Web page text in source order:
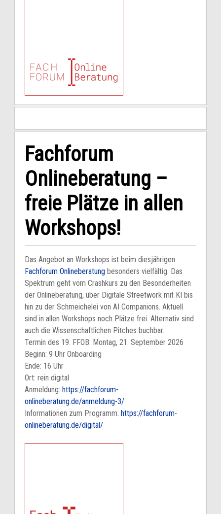
Fachforum
Onlineberatung –
freie Plätze in allen
Workshops!
Das Angebot an Workshops ist beim diesjährigen
Fachforum Onlineberatungbesonders vielfältig. Das
Spektrum geht vom Crashkurs zu den Besonderheiten
der Onlineberatung, über Digitale Streetwork mit KI bis
hin zu der Schmeichelei von AI Companions. Aktuell
sind in allen Workshops noch Plätze frei. Alternativ sind
auch die Wissenschaftlichen Pitches buchbar.
Termin des 19. FFOB: Montag, 21. September 2026
Beginn: 9 Uhr Onboarding
Ende: 16 Uhr
Ort: rein digital
Anmeldung: https://fachforum-
onlineberatung.de/anmeldung-3/
Informationen zum Programm: https://fachforum-
onlineberatung.de/digital/